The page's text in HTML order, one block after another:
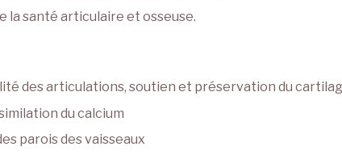
la santé articulaire et osseuse.
des articulations, soutien et préservation du
du calcium
parois des vaisseaux